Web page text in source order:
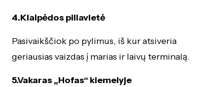
4.Klaipėdos piliavietė
Pasivaikščiok po pylimus, iš kur atsiveria
geriausias vaizdas į marias ir laivų terminalą.
5.Vakaras „Hofas“ kiemelyje